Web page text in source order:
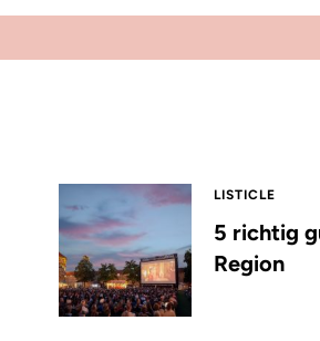
LISTICLE
5 richtig
Region